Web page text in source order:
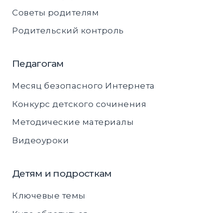
Советы родителям
Родительский контроль
Педагогам
Месяц безопасного Интернета
Конкурс детского сочинения
Методические материалы
Видеоуроки
Детям и подросткам
Ключевые темы